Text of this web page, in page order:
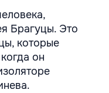
Брагуцы. Это
которые
он